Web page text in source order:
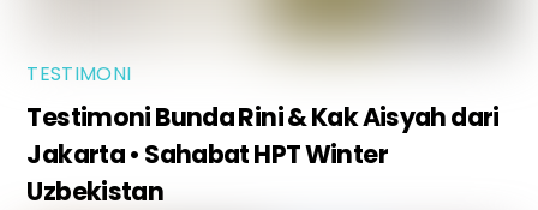
TESTIMONI
Testimoni Bunda Rini & Kak Aisyah dari
Jakarta • Sahabat HPT Winter
Uzbekistan